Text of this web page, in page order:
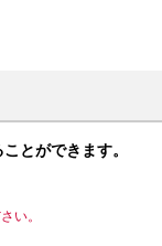
とができます。
い。